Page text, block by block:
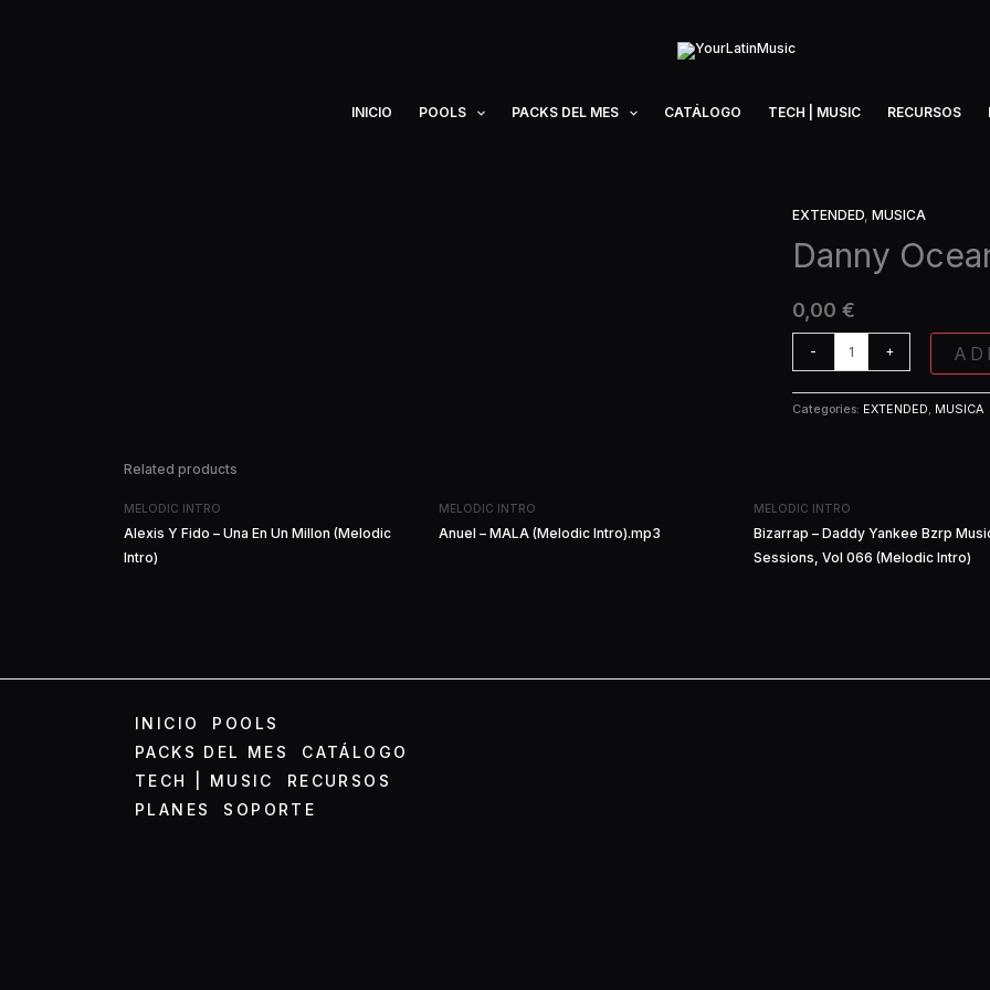
INICIO POOLS PACKS DEL MES CATÁLOGO TECH | MUSIC RECURSOS
EXTENDED, MUSICA
Danny
0,00 €
-
Danny
Ocean
-
(Extended)
+
Categories: EXTENDED, MUSICA
Related products
MELODIC INTRO
Alexis Y Fido – Una En Un Millon (Melodic
Intro)
MELODIC INTRO
Anuel – MALA (Melodic Intro).mp3
MELODIC INTRO
Bizarrap – Daddy Yankee Bzrp
Sessions, Vol 066 (Melodic Intro)
INICIO
POOLS
PACKS DEL MES
CATÁLOGO
TECH | MUSIC
RECURSOS
PLANES
SOPORTE